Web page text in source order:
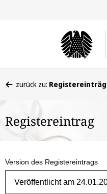
befinden
hier:
zurück zu:
Registereintrag
Version des Registereintrags